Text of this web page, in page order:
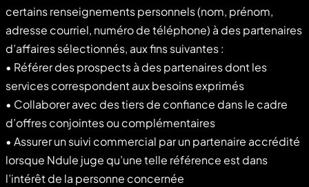
certains renseignements personnels (nom, prénom,
adresse courriel, numéro de téléphone) à des partenaires
d’affaires sélectionnés, aux fins suivantes :
• Référer des prospects à des partenaires dont les
services correspondent aux besoins exprimés
• Collaborer avec des tiers de confiance dans le cadre
d’offres conjointes ou complémentaires
• Assurer un suivi commercial par un partenaire accrédité
lorsque Ndule juge qu’une telle référence est dans
l’intérêt de la personne concernée